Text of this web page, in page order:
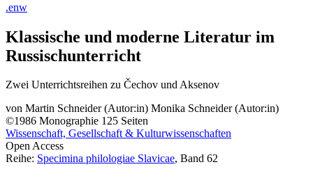
.enw
Klassische und moderne Literatur im
Russischunterricht
Zwei Unterrichtsreihen zu Čechov und Aksenov
von Martin Schneider (Autor:in) Monika Schneider (Autor:in)
©1986 Monographie 125 Seiten
Wissenschaft, Gesellschaft & Kulturwissenschaften
Open Access
Reihe: Specimina philologiae Slavicae, Band 62